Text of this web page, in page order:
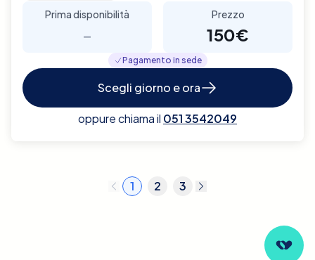
Prima disponibilità
-
Prezzo
150€
Pagamento in sede
Scegli giorno e ora
oppure chiama il 051 3542049
1 2 3